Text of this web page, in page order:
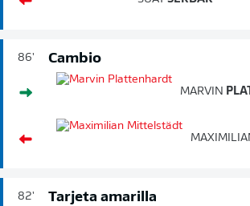
86' Cambio
MARVIN
82' Tarjeta amarilla